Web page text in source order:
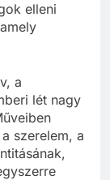
elleni
a
lét nagy
szerelem, a